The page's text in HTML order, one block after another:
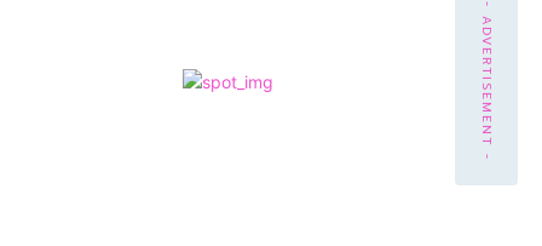
- ADVERTISEMENT -